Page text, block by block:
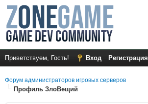
Приветствуем, Гость! Вход Регистрация
Форум администраторов игровых серверов
Профиль ЗлоВещий